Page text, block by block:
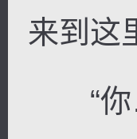
来到这
“你